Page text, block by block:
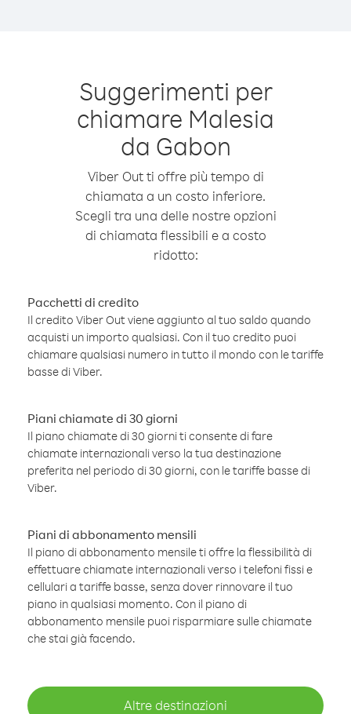
Suggerimenti per
chiamare Malesia
da Gabon
Viber Out ti offre più tempo di
chiamata a un costo inferiore.
Scegli tra una delle nostre opzioni
di chiamata flessibili e a costo
ridotto:
Pacchetti di credito
Il credito Viber Out viene aggiunto al tuo saldo quando
acquisti un importo qualsiasi. Con il tuo credito puoi
chiamare qualsiasi numero in tutto il mondo con le tariffe
basse di Viber.
Piani chiamate di 30 giorni
Il piano chiamate di 30 giorni ti consente di fare
chiamate internazionali verso la tua destinazione
preferita nel periodo di 30 giorni, con le tariffe basse di
Viber.
Piani di abbonamento mensili
Il piano di abbonamento mensile ti offre la flessibilità di
effettuare chiamate internazionali verso i telefoni fissi e
cellulari a tariffe basse, senza dover rinnovare il tuo
piano in qualsiasi momento. Con il piano di
abbonamento mensile puoi risparmiare sulle chiamate
che stai già facendo.
Altre destinazioni